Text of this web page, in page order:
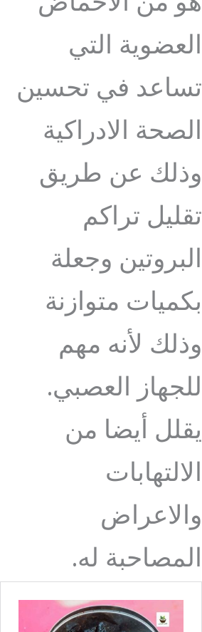
العضوية التي
تساعد في تحسين
الصحة الادراكية
وذلك عن طريق
تقليل تراكم
البروتين وجعلة
بكميات متوازنة
وذلك لأنه مهم
للجهاز العصبي.
يقلل أيضا من
الالتهابات
والاعراض
المصاحبة له.